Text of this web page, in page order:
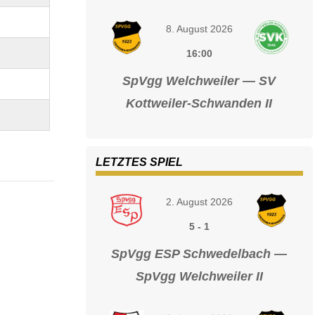
8. August 2026
16:00
SpVgg Welchweiler — SV
Kottweiler-Schwanden II
LETZTES SPIEL
2. August 2026
5- 1
SpVgg ESP Schwedelbach —
SpVgg Welchweiler II